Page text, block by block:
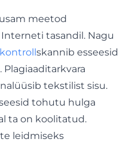
meetod
tasandil. Nagu
skannib esseesid
tekstilist sisu.
tohutu hulga
ta on koolitatud.
leidmiseks